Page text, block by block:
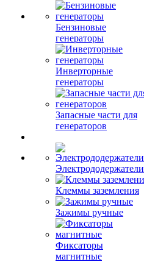
Бензиновые
генераторы
Инверторные
генераторы
Запасные части для
генераторов
Электрододержатели
Клеммы заземления
Зажимы ручные
Фиксаторы
магнитные